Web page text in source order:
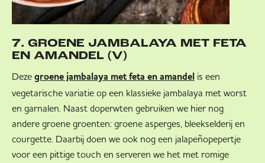
7. GROENE JAMBALAYA MET FETA
EN AMANDEL (V)
Deze groene jambalaya met feta en amandel is een
vegetarische variatie op een klassieke jambalaya met worst
en garnalen. Naast doperwten gebruiken we hier nog
andere groene groenten: groene asperges, bleekselderij en
courgette. Daarbij doen we ook nog een jalapeñopepertje
voor een pittige touch en serveren we het met romige